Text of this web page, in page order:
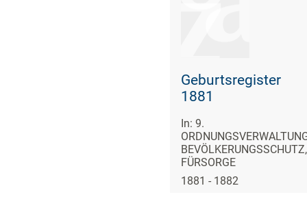
Geburtsregister
1881
In: 9.
BEVÖLKERUNGSSCHUTZ,
FÜRSORGE
1881 - 1882